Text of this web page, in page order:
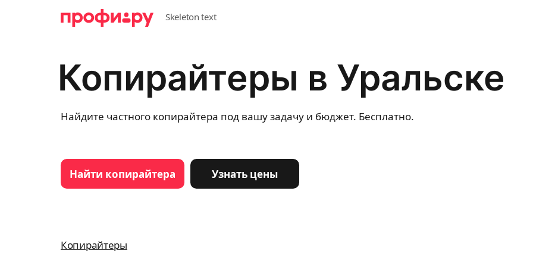
Копирайтеры в Уральске
Найдите частного копирайтера под вашу задачу и бюджет. Бесплатно.
Найти копирайтера Узнать цены
Копирайтеры